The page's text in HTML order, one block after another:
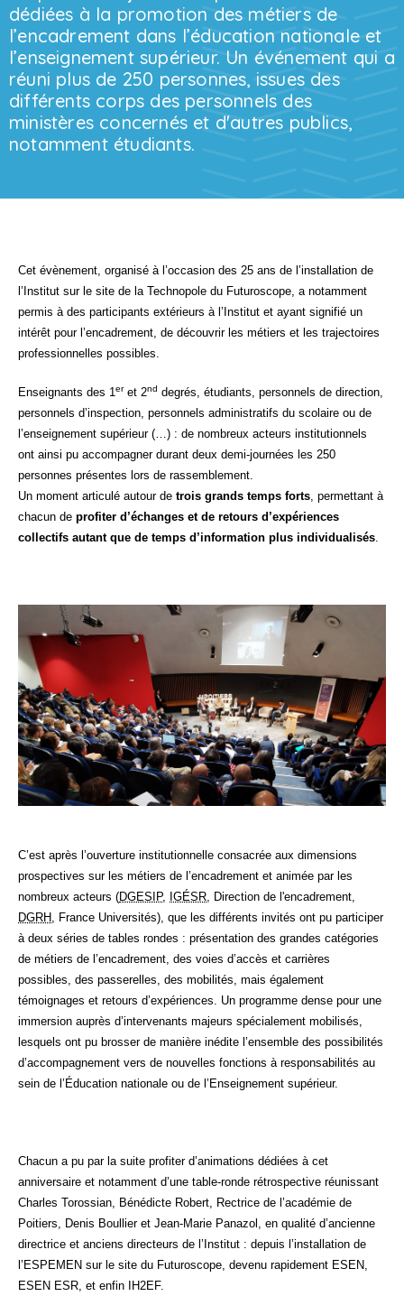
dédiées à la promotion des métiers de
l’encadrement dans l’éducation nationale et
l’enseignement supérieur. Un événement qui a
réuni plus de 250 personnes, issues des
différents corps des personnels des
ministères concernés et d'autres publics,
notamment étudiants.
Cet évènement, organisé à l’occasion des 25 ans de l’installation de
l’Institut sur le site de la Technopole du Futuroscope, a notamment
permis à des participants extérieurs à l’Institut et ayant signifié un
intérêt pour l’encadrement, de découvrir les métiers et les trajectoires
professionnelles possibles.
Enseignants des 1eret 2nd degrés, étudiants, personnels de direction,
personnels d’inspection, personnels administratifs du scolaire ou de
l’enseignement supérieur (…) : de nombreux acteurs institutionnels
ont ainsi pu accompagner durant deux demi-journées les 250
personnes présentes lors de rassemblement.
Un moment articulé autour de trois grands temps forts, permettant à
chacun de profiter d’échanges et de retours d’expériences
collectifs autant que de temps d’information plus individualisés.
C’est après l’ouverture institutionnelle consacrée aux dimensions
prospectives sur les métiers de l’encadrement et animée par les
nombreux acteurs (DGESIP, IGÉSR , Direction de l'encadrement,
DGRH , France Universités), que les différents invités ont pu participer
à deux séries de tables rondes : présentation des grandes catégories
de métiers de l’encadrement, des voies d’accès et carrières
possibles, des passerelles, des mobilités, mais également
témoignages et retours d’expériences. Un programme dense pour une
immersion auprès d’intervenants majeurs spécialement mobilisés,
lesquels ont pu brosser de manière inédite l’ensemble des possibilités
d’accompagnement vers de nouvelles fonctions à responsabilités au
sein de l’Éducation nationale ou de l’Enseignement supérieur.
Chacun a pu par la suite profiter d’animations dédiées à cet
anniversaire et notamment d’une table-ronde rétrospective réunissant
Charles Torossian , Bénédicte Robert, Rectrice de l’académie de
Poitiers, Denis Boullieret Jean-Marie Panazol , en qualité d’ancienne
directrice et anciens directeurs de l’Institut : depuis l’installation de
l’ESPEMEN sur le site du Futuroscope , devenu rapidement ESEN
ESEN ESR , et enfin IH2EF.